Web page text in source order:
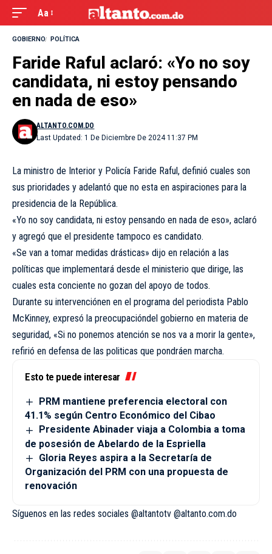
Aa
GOBIERNO POLÍTICA
Faride Raful aclaró: «Yo no soy
candidata, ni estoy pensando
en nada de eso»
Last Updated: 1 De Diciembre De 2024 11:37 PM
ALTANTO.COM.DO
La ministro de Interior y Policía Faride Raful, definió cuales son
sus prioridades y adelantó que no esta en aspiraciones para la
presidencia de la República.
«Yo no soy candidata, ni estoy pensando en nada de eso», aclaró
y agregó que el presidente tampoco es candidato.
«Se van a tomar medidas drásticas» dijo en relación a las
políticas que implementará desde el ministerio que dirige, las
cuales esta conciente no gozan del apoyo de todos.
Durante su intervenciónen en el programa del periodista Pablo
McKinney, expresó la preocupacióndel gobierno en materia de
seguridad, «Si no ponemos atención se nos va a morir la gente»,
refirió en defensa de las politicas que pondráen marcha.
Esto te puede interesar
PRM mantiene preferencia electoral con
41.1% según Centro Económico del Cibao
Presidente Abinader viaja a Colombia a toma
de posesión de Abelardo de la Espriella
Gloria Reyes aspira a la Secretaría de
Organización del PRM con una propuesta de
renovación
Síguenos en las redes sociales @altantotv @altanto.com.do